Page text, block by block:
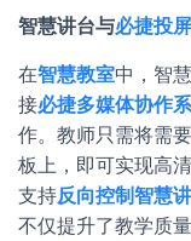
智慧讲台与必捷投屏
在智慧教室中，智
接必捷多媒体协作
作。教师只需将需
板上，即可实现高
支持反向控制智慧
不仅提升了教学质